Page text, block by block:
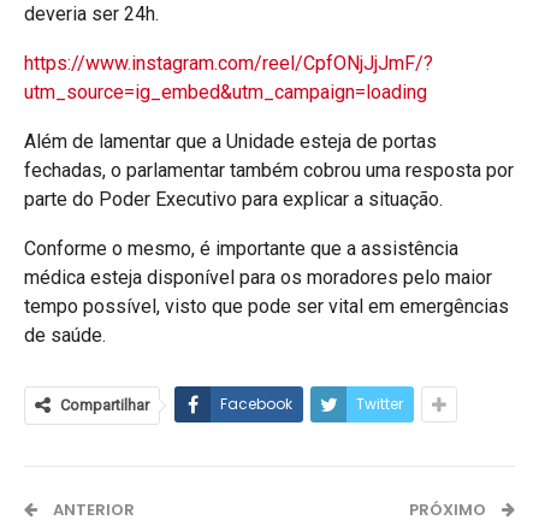
deveria ser 24h.
https://www.instagram.com/reel/CpfONjJjJmF/?
utm_source=ig_embed&utm_campaign=loading
Além de lamentar que a Unidade esteja de portas
fechadas, o parlamentar também cobrou uma resposta por
parte do Poder Executivo para explicar a situação.
Conforme o mesmo, é importante que a assistência
médica esteja disponível para os moradores pelo maior
tempo possível, visto que pode ser vital em emergências
de saúde.
Compartilhar Facebook Twitter
ANTERIOR PRÓXIMO